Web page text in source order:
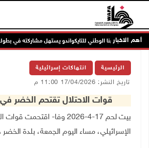
أهم الاخبارمنتخبنا الوطني للتايكواندو يستهل مشاركته في بطولة
الرئيسية انتهاكات إسرائيلية
تاريخ النشر: 17/04/2026 11:00 م
قوات الاحتلال تقتحم الخضر
بيت لحم 17-4-2026 وفا- اقتحمت
الإسرائيلي، مساء اليوم الجمعة، بلدة